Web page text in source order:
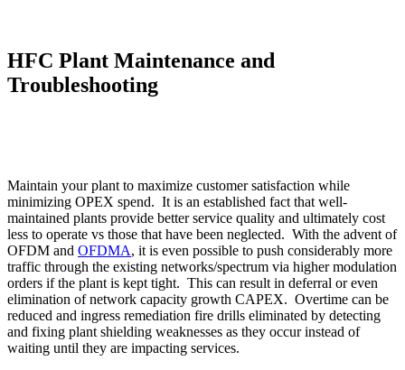
HFC Plant Maintenance and
Troubleshooting
Maintain your plant to maximize customer satisfaction while
minimizing OPEX spend. It is an established fact that well-
maintained plants provide better service quality and ultimately cost
less to operate vs those that have been neglected. With the advent of
OFDM and OFDMA, it is even possible to push considerably more
traffic through the existing networks/spectrum via higher modulation
orders if the plant is kept tight. This can result in deferral or even
elimination of network capacity growth CAPEX. Overtime can be
reduced and ingress remediation fire drills eliminated by detecting
and fixing plant shielding weaknesses as they occur instead of
waiting until they are impacting services.